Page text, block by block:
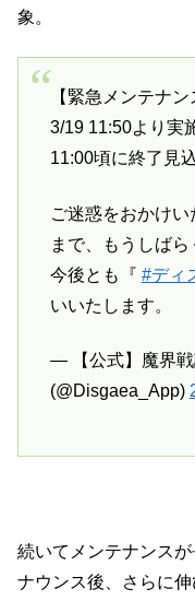
象。
【緊急メンテナン
3/19 11:50より実
11:00頃に終了見
ご迷惑をおかけ
まで、もうしばら
今後とも『 #ディ
いいたします。
— 【公式】魔界
(@Disgaea_App)
続いてメンテナンス
ナウンス後、さらに